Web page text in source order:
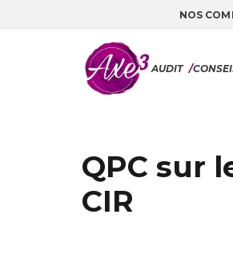
NOS
AUDIT /
QPC sur
CIR